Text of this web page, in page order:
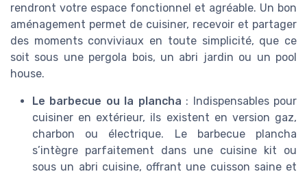
rendront votre espace fonctionnel et agréable. Un bon
aménagement permet de cuisiner, recevoir et partager
des moments conviviaux en toute simplicité, que ce
soit sous une pergola bois, un abri jardin ou un pool
house.
Le barbecue ou la plancha : Indispensables pour
cuisiner en extérieur, ils existent en version gaz,
charbon ou électrique. Le barbecue plancha
s’intègre parfaitement dans une cuisine kit ou
sous un abri cuisine, offrant une cuisson saine et